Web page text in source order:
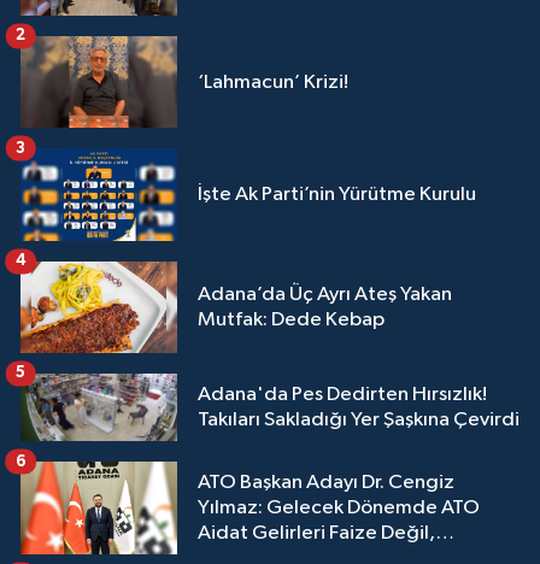
‘Lahmacun’ Krizi!
2
İşte Ak Parti’nin Yürütme Kurulu
3
Adana’da Üç Ayrı Ateş Yakan
Mutfak: Dede Kebap
4
Adana'da Pes Dedirten Hırsızlık!
Takıları Sakladığı Yer Şaşkına Çevirdi
5
ATO Başkan Adayı Dr. Cengiz
Yılmaz: Gelecek Dönemde ATO
Aidat Gelirleri Faize Değil,
6